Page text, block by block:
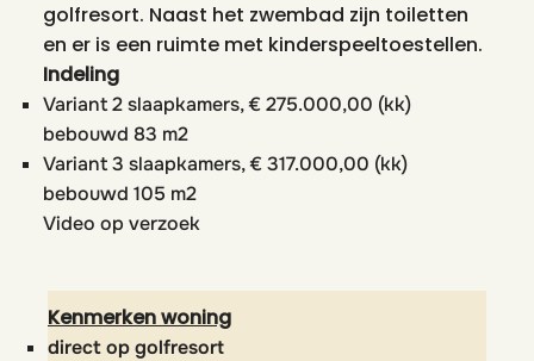
golfresort. Naast het zwembad zijn toiletten
en er is een ruimte met kinderspeeltoestellen.
Indeling
Variant 2 slaapkamers, € 275.000,00 (kk)
bebouwd 83 m2
Variant 3 slaapkamers, € 317.000,00 (kk)
bebouwd 105 m2
Video op verzoek
Kenmerken woning
direct op golfresort